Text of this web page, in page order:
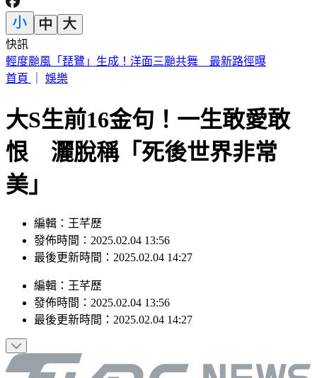
快訊
6點到了！打開電視TVBS42台，跟韓國同步LIVE看愛豆夏日
歌謠大戰
大S生前16金句！一生敢愛敢
恨 灑脫稱「死後世界非常
美」
編輯：王芊歷
發佈時間：2025.02.04 13:56
編輯：王芊歷
發佈時間：2025.02.04 13:56